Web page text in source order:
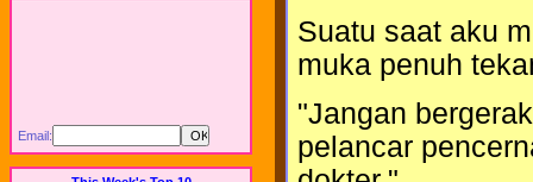
Email:
Suatu saat aku
muka penuh
"Jangan
pelancar